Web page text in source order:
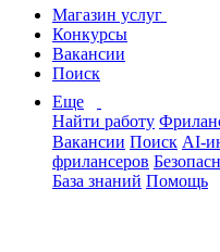
Магазин услуг
Конкурсы
Вакансии
Поиск
Еще
Найти работу
Вакансии Поиск AI-
фрилансеров
База знаний Помощь